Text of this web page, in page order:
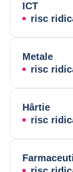
ICT
risc
Metale
risc
Hârtie
risc